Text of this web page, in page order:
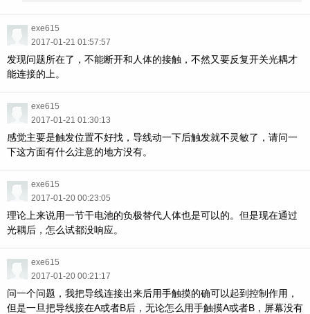
exe615
2017-01-21 01:57:57
发现问题所在了，不能断开和人体的接触，不然又要反复开关光耦才
能连接的上。
exe615
2017-01-21 01:30:13
感觉主要是触发位置不好找，导线动一下后触发就不灵敏了，请问一
下这方面有什么注意的地方没有。
exe615
2017-01-20 00:23:05
理论上来说用一节干电池的负极替代人体也是可以的。但是现在通过
光耦后，怎么试都没响应。
exe615
2017-01-20 00:21:17
问一个问题，我把导线连接出来后用手触摸的确可以起到控制作用，
但是一旦把导线接在A或者B后，无论怎么用手触摸A或者B，屏幕没有